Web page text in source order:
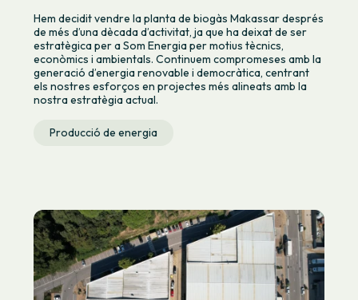
Hem decidit vendre la planta de biogàs Makassar després
de més d’una dècada d’activitat, ja que ha deixat de ser
estratègica per a Som Energia per motius tècnics,
econòmics i ambientals. Continuem compromeses amb la
generació d’energia renovable i democràtica, centrant
els nostres esforços en projectes més alineats amb la
nostra estratègia actual.
Producció de energia